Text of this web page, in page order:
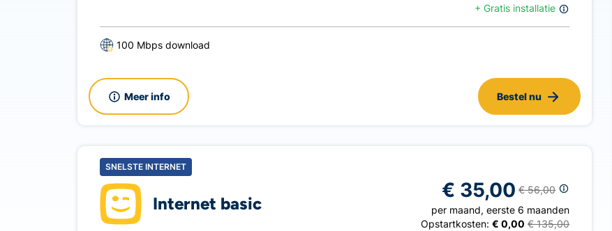
+Gratis installatie
100 Mbps download
Meer info Bestel nu
SNELSTE INTERNET
Internet basic
€ 35,00 € 56,00
per maand, eerste 6 maanden
Opstartkosten: € 0,00 € 135,00